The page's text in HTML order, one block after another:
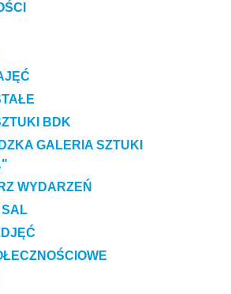
BDK
GALERIA SZTUKI
WYDARZEŃ
SAL